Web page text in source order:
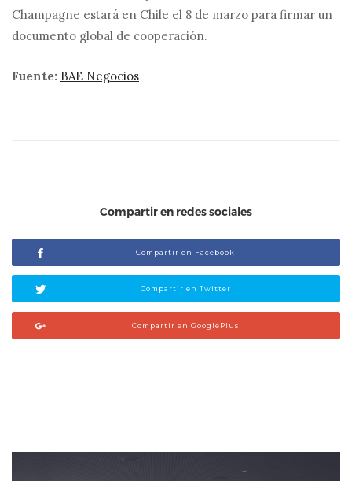
Champagne estará en Chile el 8 de marzo para firmar un
documento global de cooperación.
Fuente: BAE Negocios
Compartir en redes sociales
Compartir en Facebook
Compartir en Twitter
Compartir en GooglePlus